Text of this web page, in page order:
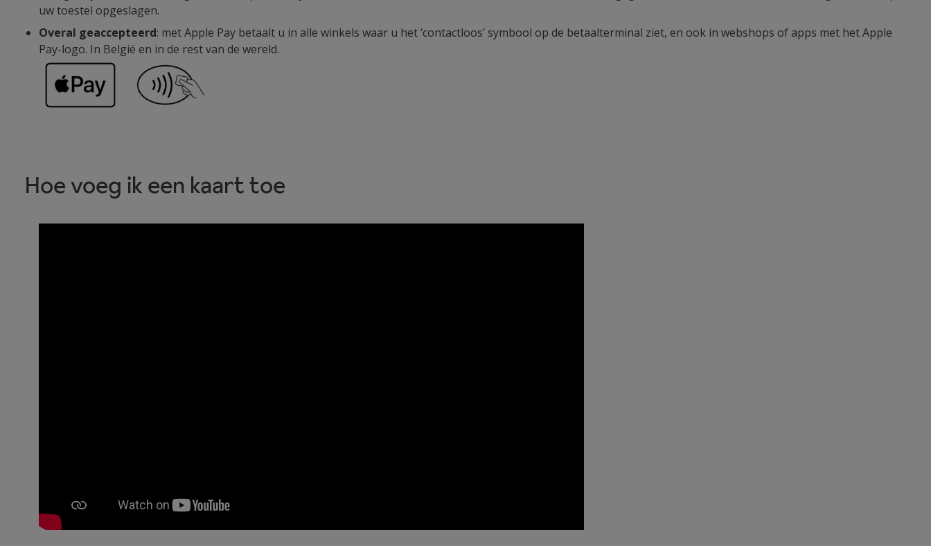
uw toestel opgeslagen.
Overal geaccepteerd: met Apple Pay betaalt u in alle winkels waar u het ‘contactloos’ symbool op de betaalterminal ziet, en ook in webshops of apps met het Apple
Pay-logo. In België en in de rest van de wereld.
Hoe voeg ik een kaart toe